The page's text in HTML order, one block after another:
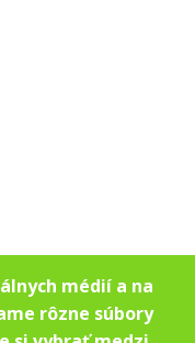
médií a na
rôzne súbory